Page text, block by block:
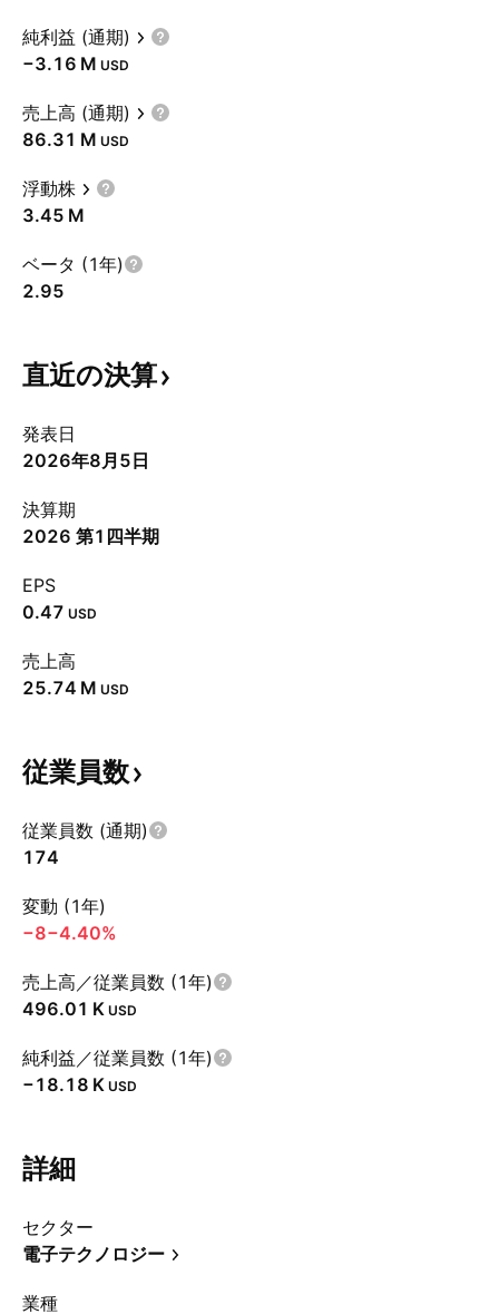
純利益 (通期)
‪−3.16 M‬ USD
売上高 (通期)
‪86.31 M‬ USD
浮動株
‪3.45 M‬
ベータ (1年)
2.95
直近の決算
発表日
2026年8月5日
決算期
2026 第1四半期
EPS
0.47 USD
売上高
‪25.74 M‬ USD
従業員数
従業員数 (通期)
174
変動 (1年)
−8−4.40%
売上高／従業員数 (1年)
‪496.01 K‬ USD
純利益／従業員数 (1年)
‪−18.18 K‬ USD
詳細
セクター
電子テクノロジー
業種